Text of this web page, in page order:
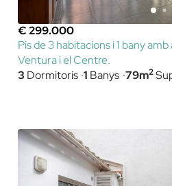
€ 299.000
Pis de 3 habitacions i 1 bany
Ventura i el Centre.
3 Dormitoris 1 Banys 79m2